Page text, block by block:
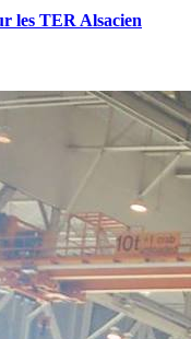
les TER Alsacien